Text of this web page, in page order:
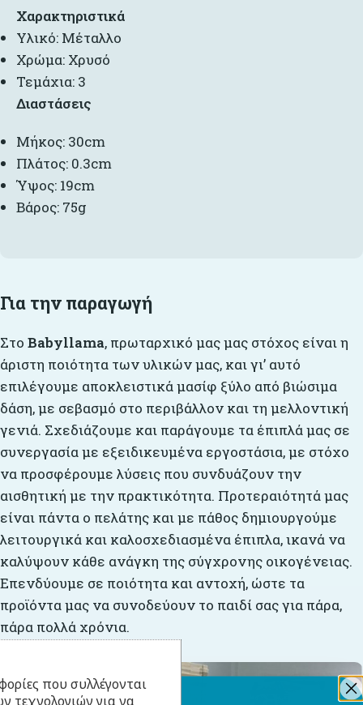
Χαρακτηριστικά
Υλικό: Μέταλλο
Χρώμα: Χρυσό
Τεμάχια: 3
Διαστάσεις
Μήκος: 30cm
Πλάτος: 0.3cm
Ύψος: 19cm
Βάρος: 75g
Για την παραγωγή
Στο Babyllama, πρωταρχικό μας μας στόχος είναι η
άριστη ποιότητα των υλικών μας, και γι’ αυτό
επιλέγουμε αποκλειστικά μασίφ ξύλο από βιώσιμα
δάση, με σεβασμό στο περιβάλλον και τη μελλοντική
γενιά. Σχεδιάζουμε και παράγουμε τα έπιπλά μας σε
συνεργασία με εξειδικευμένα εργοστάσια, με στόχο
να προσφέρουμε λύσεις που συνδυάζουν την
αισθητική με την πρακτικότητα. Προτεραιότητά μας
είναι πάντα ο πελάτης και με πάθος δημιουργούμε
λειτουργικά και καλοσχεδιασμένα έπιπλα, ικανά να
καλύψουν κάθε ανάγκη της σύγχρονης οικογένειας.
Επενδύουμε σε ποιότητα και αντοχή, ώστε τα
προϊόντα μας να συνοδεύουν το παιδί σας για πάρα,
πάρα πολλά χρόνια.
που συλλέγονται
τεχνολογιών για να